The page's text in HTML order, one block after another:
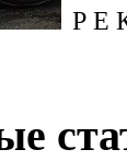
Р Е